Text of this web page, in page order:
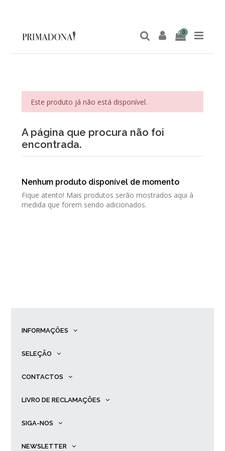
0
Este produto já não está disponível.
A página que procura não foi
encontrada.
Nenhum produto disponível de momento
Fique atento! Mais produtos serão mostrados aqui à
medida que forem sendo adicionados.
INFORMAÇÕES
SELEÇÃO
CONTACTOS
LIVRO DE RECLAMAÇÕES
SIGA-NOS
NEWSLETTER